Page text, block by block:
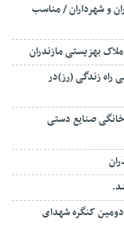
و شهرداران / مناسب
بهزیستی مازندران
راه زندگی (رز)در
صنایع دستی
دومین کنگره شهدای